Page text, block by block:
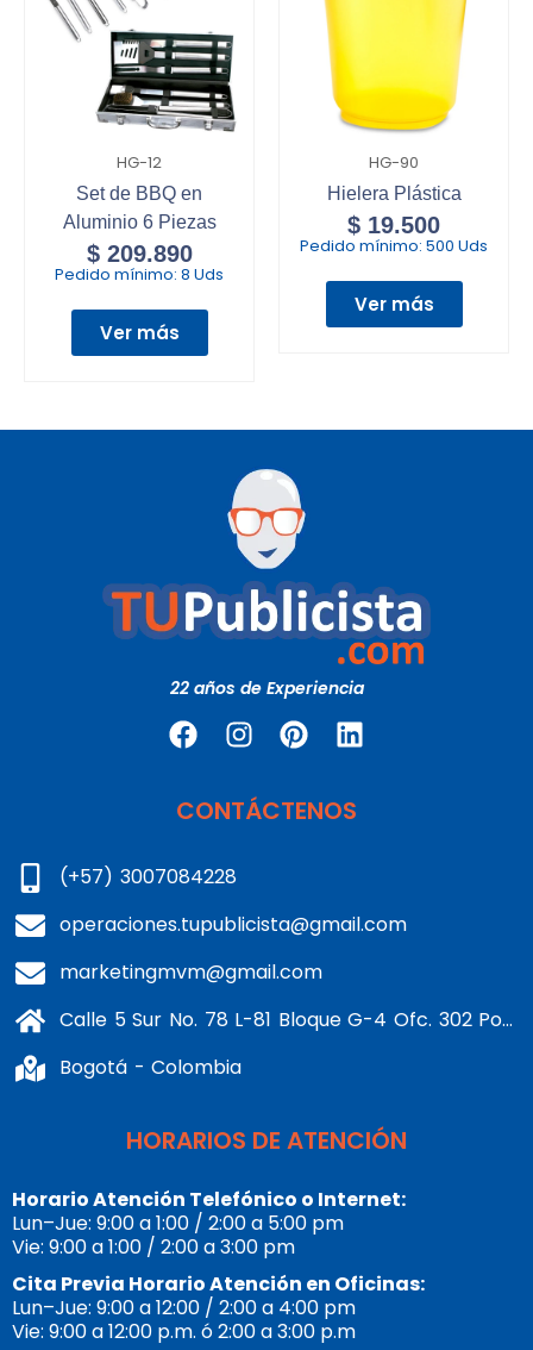
HG-12
Set de BBQ en
Aluminio 6 Piezas
$209.890
Pedido mínimo: 8 Uds
Ver más
HG-90
Hielera Plástica
$ 19.500
Pedido mínimo: 500 Uds
Ver más
22 años de Experiencia
CONTÁCTENOS
(+57) 3007084228
operaciones.tupublicista@gmail.com
marketingmvm@gmail.com
Calle 5 Sur No. 78 L-81 Bloque G-4 Ofc. 302 Portería 1 Banderas - Kennedy
Bogotá - Colombia
HORARIOS DE ATENCIÓN
Horario Atención Telefónico o Internet:
Lun–Jue: 9:00 a 1:00 / 2:00 a 5:00 pm
Vie: 9:00 a 1:00 / 2:00 a 3:00 pm
Cita Previa Horario Atención en Oficinas:
Lun–Jue: 9:00 a 12:00 / 2:00 a 4:00 pm
Vie: 9:00 a 12:00 p.m. ó 2:00 a 3:00 p.m